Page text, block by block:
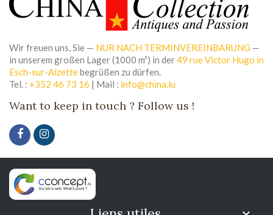
Wir freuen uns, Sie — NUR NACH TERMINVEREINBARUNG —
in unserem großen Lager (1000 m²) in der49 rue Victor Hugo in
Esch-sur-Alzettebegrüßen zu dürfen.
Tel. : +352 46 73 16 | Mail : info@china.lu
Want to keep in touch ? Follow us !